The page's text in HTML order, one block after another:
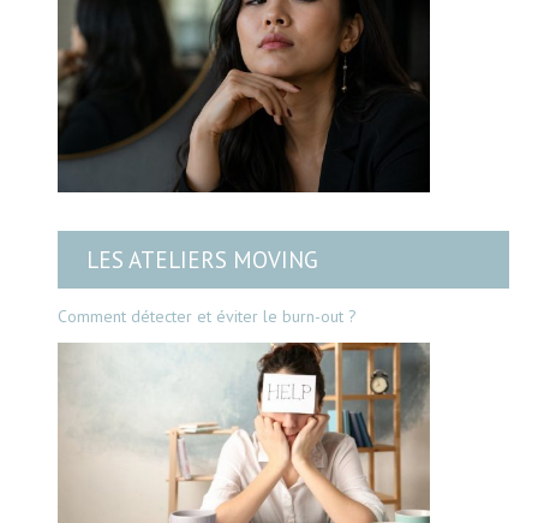
LES ATELIERS MOVING
Comment détecter et éviter le burn-out ?